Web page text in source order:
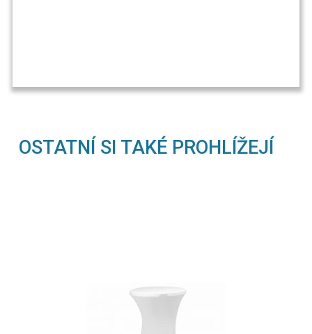
OSTATNÍ SI TAKÉ PROHLÍŽEJÍ